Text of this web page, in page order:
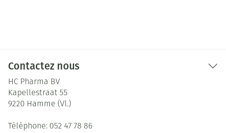
Contactez nous
HC Pharma BV
Kapellestraat 55
9220 Hamme (Vl.)
Téléphone: 052 47 78 86